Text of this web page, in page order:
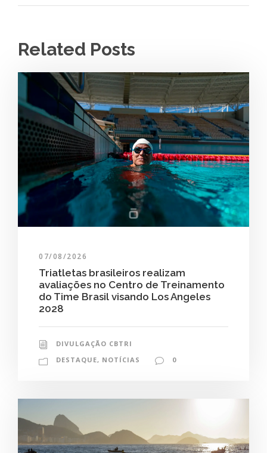
Related Posts
07/08/2026
Triatletas brasileiros realizam
avaliações no Centro de Treinamento
do Time Brasil visando Los Angeles
2028
DIVULGAÇÃO CBTRI
DESTAQUE, NOTÍCIAS 0